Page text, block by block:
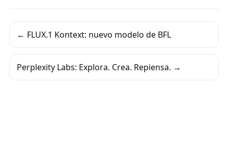
← FLUX.1 Kontext: nuevo modelo de BFL
Perplexity Labs: Explora. Crea. Repiensa. →